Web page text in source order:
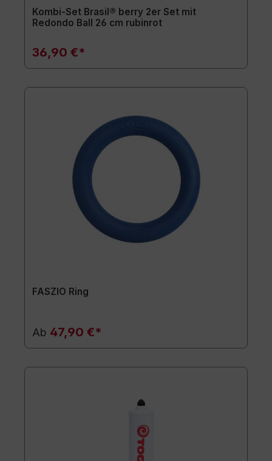
Kombi-Set Brasil® berry 2er Set mit
Redondo Ball 26 cm rubinrot
36,90 €*
FASZIO Ring
Ab 47,90 €*